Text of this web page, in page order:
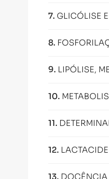
7. GLICÓLISE
8.
9. LIPÓLISE,
10.
11.
12.
13. DOCÊNCIA